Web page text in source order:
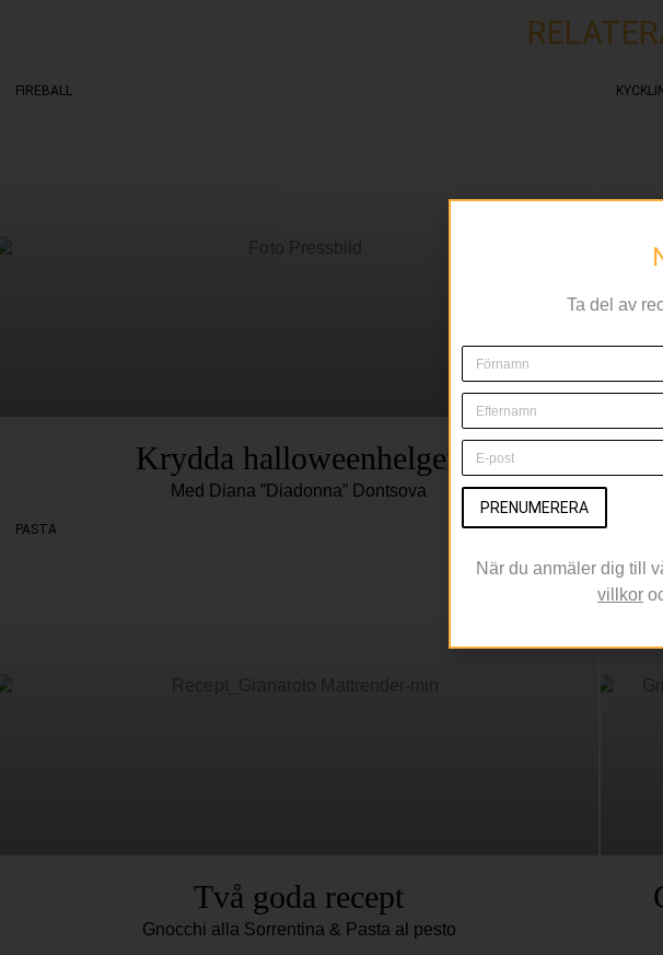
FIREBALL
Krydda halloweenhelgen
Med Diana ”Diadonna” Dontsova
PASTA
Två goda recept
Gnocchi alla Sorrentina & Pasta al pesto
Ta del av
PRENUMERERA
När du anmäler dig till
villkor